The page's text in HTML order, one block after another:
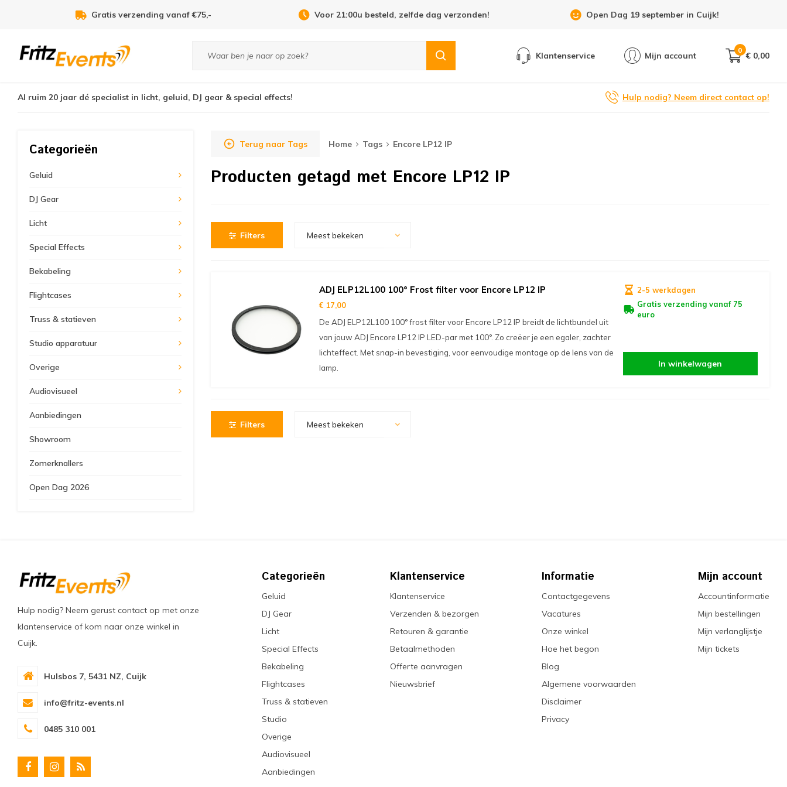
Gratis verzending vanaf €75,- Voor 21:00u besteld, zelfde dag verzonden! Open Dag 19 september in Cuijk!
Klantenservice Mijn account
0
€ 0,00
Al ruim 20 jaar dé specialist in licht, geluid, DJ gear & special effects! Hulp nodig? Neem direct contact op!
Categorieën
Geluid
DJ Gear
Licht
Special Effects
Bekabeling
Flightcases
Truss & statieven
Studio apparatuur
Overige
Audiovisueel
Aanbiedingen
Showroom
Zomerknallers
Open Dag 2026
Terug naar Tags Home Tags Encore LP12 IP
Producten getagd met Encore LP12 IP
Filters Meest bekeken
ADJ ELP12L100 100° Frost filter voor Encore LP12 IP
€ 17,00
De ADJ ELP12L100 100° frost filter voor Encore LP12 IP breidt de lichtbundel uit
van jouw ADJ Encore LP12 IP LED-par met 100°. Zo creëer je een egaler, zachter
lichteffect. Met snap-in bevestiging, voor eenvoudige montage op de lens van de
lamp.
2-5 werkdagen
Gratis verzending vanaf 75
euro
In winkelwagen
Filters Meest bekeken
Hulp nodig? Neem gerust contact op met onze
klantenservice of kom naar onze winkel in
Cuijk.
Hulsbos 7, 5431 NZ, Cuijk
info@fritz-events.nl
0485 310 001
Categorieën
Geluid
DJ Gear
Licht
Special Effects
Bekabeling
Flightcases
Truss & statieven
Studio
Overige
Audiovisueel
Aanbiedingen
Klantenservice
Klantenservice
Verzenden & bezorgen
Retouren & garantie
Betaalmethoden
Offerte aanvragen
Nieuwsbrief
Informatie
Contactgegevens
Vacatures
Onze winkel
Hoe het begon
Blog
Algemene voorwaarden
Disclaimer
Privacy
Mijn account
Accountinformatie
Mijn bestellingen
Mijn verlanglijstje
Mijn tickets